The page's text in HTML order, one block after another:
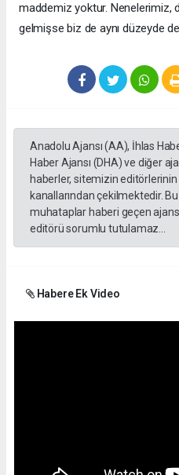
maddemiz yoktur. Nenelerimiz,
gelmişse biz de aynı düzeyde
Anadolu Ajansı (AA), İhlas
Haber Ajansı (DHA) ve diğer
haberler, sitemizin
kanallarından çekilmektedir.
muhataplar haberi geçen
editörü sorumlu tutulamaz...
Habere Ek Video